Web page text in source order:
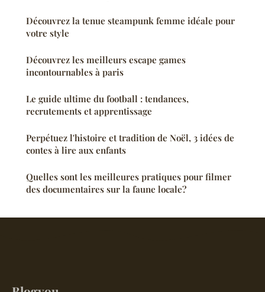
Découvrez la tenue steampunk femme idéale pour
votre style
Découvrez les meilleurs escape games
incontournables à paris
Le guide ultime du football : tendances,
recrutements et apprentissage
Perpétuez l'histoire et tradition de Noël, 3 idées de
contes à lire aux enfants
Quelles sont les meilleures pratiques pour filmer
des documentaires sur la faune locale?